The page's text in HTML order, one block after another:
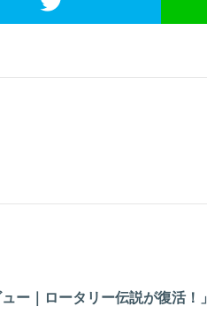
ー｜ロータリー伝説が復活！」